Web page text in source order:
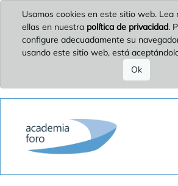
Usamos cookies en este sitio web. Lea
ellas en nuestra política de privacidad.
configure adecuadamente su
usando este sitio web, está
Ok